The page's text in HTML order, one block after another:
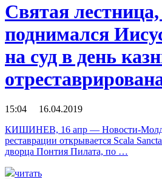
Святая
поднимался
на суд в день
15:04 16.04.2019
КИШИНЕВ, 16 апр — Новости-
реставрации открывается Scala
дворца Понтия Пилата, по …
читать